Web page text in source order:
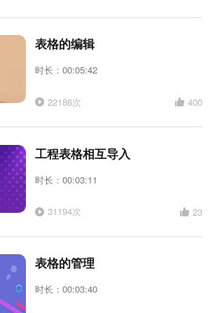
表格的编辑
时长：00:05:42
22186次 400
工程表格相互导入
时长：00:03:11
31194次 23
表格的管理
时长：00:03:40